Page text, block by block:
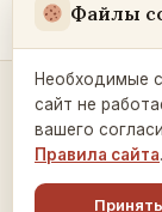
Файлы
Необходимые
сайт не
вашего
Правила сайта.